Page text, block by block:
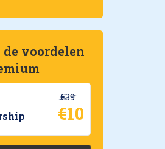
de voordelen
€39
€10